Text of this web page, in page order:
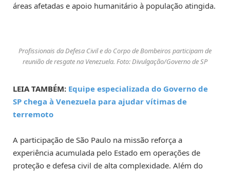
áreas afetadas e apoio humanitário à população atingida.
Profissionais da Defesa Civil e do Corpo de Bombeiros participam de
reunião de resgate na Venezuela. Foto: Divulgação/Governo de SP
LEIA TAMBÉM: Equipe especializada do Governo de
SP chega à Venezuela para ajudar vítimas de
terremoto
A participação de São Paulo na missão reforça a
experiência acumulada pelo Estado em operações de
proteção e defesa civil de alta complexidade. Além do